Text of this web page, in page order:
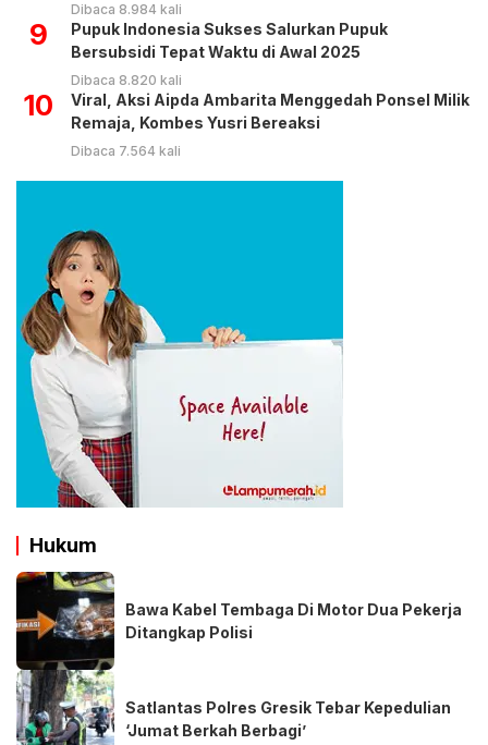
Dibaca 8.984 kali
9
Pupuk Indonesia Sukses Salurkan Pupuk
Bersubsidi Tepat Waktu di Awal 2025
Dibaca 8.820 kali
10
Viral, Aksi Aipda Ambarita Menggedah Ponsel Milik
Remaja, Kombes Yusri Bereaksi
Dibaca 7.564 kali
Hukum
Bawa Kabel Tembaga Di Motor Dua Pekerja
Ditangkap Polisi
Satlantas Polres Gresik Tebar Kepedulian
‘Jumat Berkah Berbagi’